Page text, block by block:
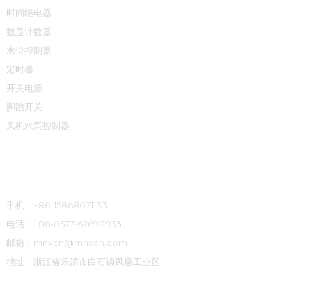
时间继电器
数显计数器
水位控制器
定时器
开关电源
脚踏开关
风机水泵控制器
手机：+86-15868071133
电话：+86-0577-62698933
邮箱：mnxcn@mnxcn.com
地址：浙江省乐清市白石镇凤凰工业区